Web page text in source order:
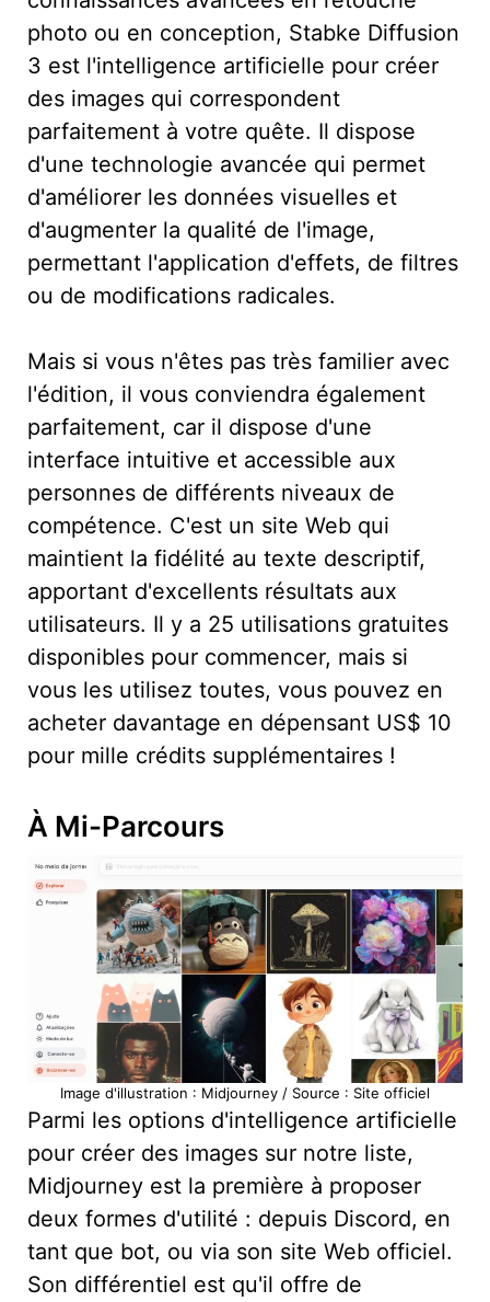
photo ou en conception, Stabke Diffusion
3 est l'intelligence artificielle pour créer
des images qui correspondent
parfaitement à votre quête. Il dispose
d'une technologie avancée qui permet
d'améliorer les données visuelles et
d'augmenter la qualité de l'image,
permettant l'application d'effets, de filtres
ou de modifications radicales.
Mais si vous n'êtes pas très familier avec
l'édition, il vous conviendra également
parfaitement, car il dispose d'une
interface intuitive et accessible aux
personnes de différents niveaux de
compétence. C'est un site Web qui
maintient la fidélité au texte descriptif,
apportant d'excellents résultats aux
utilisateurs. Il y a 25 utilisations gratuites
disponibles pour commencer, mais si
vous les utilisez toutes, vous pouvez en
acheter davantage en dépensant US$ 10
pour mille crédits supplémentaires !
À Mi-Parcours
Image d'illustration : Midjourney / Source : Site officiel
Parmi les options d'intelligence artificielle
pour créer des images sur notre liste,
Midjourney est la première à proposer
deux formes d'utilité : depuis Discord, en
tant que bot, ou via son site Web officiel.
Son différentiel est qu'il offre de